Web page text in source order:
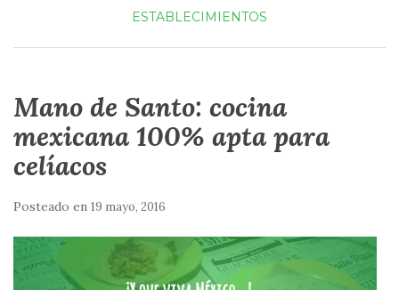
ESTABLECIMIENTOS
Mano de Santo: cocina
mexicana 100% apta para
celíacos
Posteado en 19 mayo, 2016